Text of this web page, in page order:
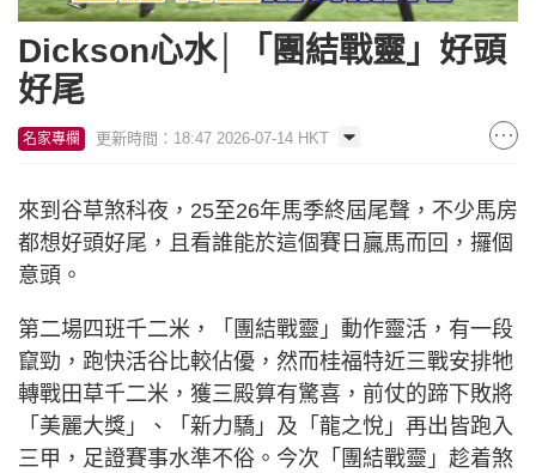
Dickson心水│「團結戰靈」好頭
好尾
名家專欄 更新時間：18:47 2026-07-14 HKT
來到谷草煞科夜，25至26年馬季終屆尾聲，不少馬房
都想好頭好尾，且看誰能於這個賽日贏馬而回，攞個
意頭。
第二場四班千二米，「團結戰靈」動作靈活，有一段
竄勁，跑快活谷比較佔優，然而桂福特近三戰安排牠
轉戰田草千二米，獲三殿算有驚喜，前仗的蹄下敗將
「美麗大獎」、「新力驕」及「龍之悅」再出皆跑入
三甲，足證賽事水準不俗。今次「團結戰靈」趁着煞